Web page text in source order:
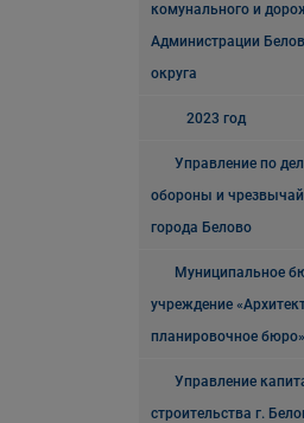
комунального и
Администрации
округа
2023 год
Управление по
обороны и
города Белово
Муниципальное
учреждение
планировочное
Управление
строительства г.